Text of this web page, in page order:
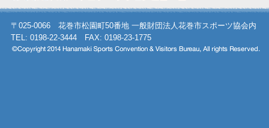
〒025-0066 花巻市松園町50番地 一般財団法人花巻市スポーツ協会内
TEL: 0198-22-3444 FAX: 0198-23-1775